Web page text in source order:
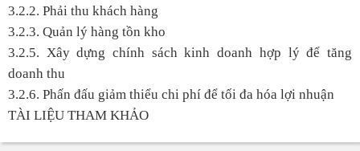
3.2.2. Phải thu khách hàng
3.2.3. Quản lý hàng tồn kho
3.2.5. Xây dựng chính sách kinh doanh hợp lý để tăng
doanh thu
3.2.6. Phấn đấu giảm thiểu chi phí để tối đa hóa lợi nhuận
TÀI LIỆU THAM KHẢO